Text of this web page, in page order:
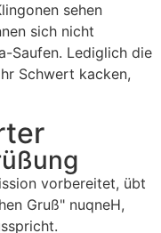
sehen
sich nicht
Saufen. Lediglich die
Schwert kacken,
vorbereitet, übt
Gruß" nuqneH,